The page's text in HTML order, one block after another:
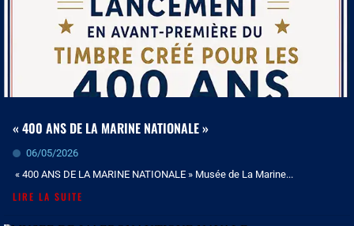
« 400 ANS DE LA MARINE NATIONALE »
06/05/2026
« 400 ANS DE LA MARINE NATIONALE » Musée de La Marine...
LIRE LA SUITE